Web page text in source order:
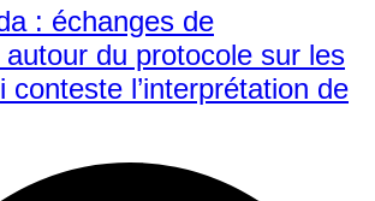
: échanges de
du protocole sur les
conteste l’interprétation de